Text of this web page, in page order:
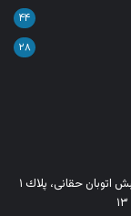
۴۴
۲۸
آدرس: تهران - خیابان میرداماد، خیابان مصدق جنوبی،نبش اتوبان حقانی، پلاك ١